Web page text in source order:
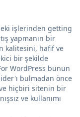
işlerinden getting
yapmanın bir
kalitesini, hafif ve
bir şekilde
WordPress bunun
bulmadan önce
hiçbiri sitenin bir
ve kullanımı